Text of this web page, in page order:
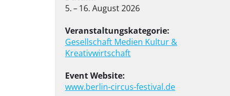
5. – 16. August 2026
Veranstaltungskategorie:
Gesellschaft Medien Kultur &
Kreativwirtschaft
Event Website:
www.berlin-circus-festival.de